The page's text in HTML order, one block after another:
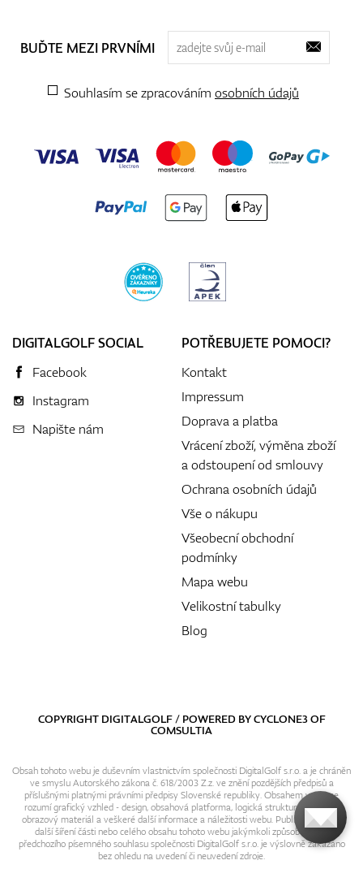
BUĎTE MEZI PRVNÍMI
Souhlasím se zpracováním osobních údajů
DIGITALGOLF SOCIAL
Facebook
Instagram
Napište nám
POTŘEBUJETE POMOCI?
Kontakt
Impressum
Doprava a platba
Vrácení zboží, výměna zboží
a odstoupení od smlouvy
Ochrana osobních údajů
Vše o nákupu
Všeobecní obchodní
podmínky
Mapa webu
Velikostní tabulky
Blog
COPYRIGHT DIGITALGOLF / POWERED BYCYCLONE3OF
COMSULTIA
Obsah tohoto webu je duševním vlastnictvím společnosti DigitalGolf s.r.o. a je chráněn
ve smyslu Autorského zákona č. 618/2003 Z.z. ve znění pozdějších předpisů a
příslušnými platnými právními předpisy Slovenské republiky. Obsahem webu se
rozumí grafický vzhled - design, obsahová platforma, logická struktura, textový i
obrazový materiál a veškeré další informace a náležitosti webu. Publikování resp.
další šíření části nebo celého obsahu tohoto webu jakýmkoli způsobem bez
předchozího písemného souhlasu společnosti DigitalGolf s.r.o. je výslovně zakázáno
bez ohledu na uvedení či neuvedení zdroje.